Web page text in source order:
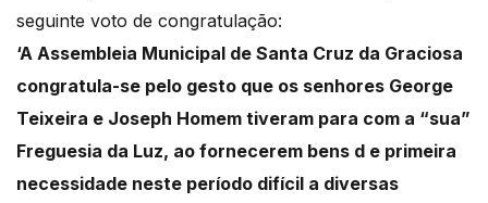
seguinte voto de congratulação:
‘A Assembleia Municipal de Santa Cruz da Graciosa
congratula-se pelo gesto que os senhores George
Teixeira e Joseph Homem tiveram para com a “sua”
Freguesia da Luz, ao fornecerem bens d e primeira
necessidade neste período difícil a diversas